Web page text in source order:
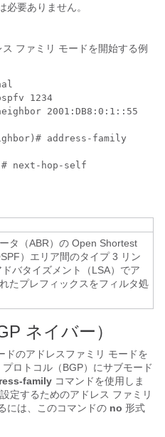
必要ありません。
ファミリ モードを開始する例
1234
2001:DB8:0:1::55
address-family
next-hop-self
タ（ABR）の Open Shortest
）エリア間のタイプ 3 リン
バタイズメント（LSA）でア
たプレフィックスをフィルタ処
ネイバー）
ドのアドレスファミリ モードを
ロトコル（BGP）にサブモード
family コマンドを使用しま
定するためのアドレス ファミリ
には、このコマンドの no 形式